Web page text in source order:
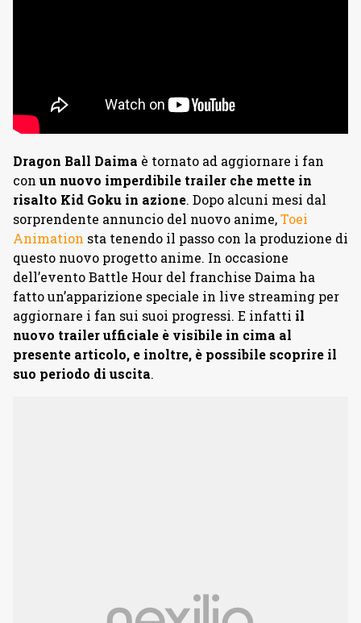
Dragon Ball Daima è tornato ad aggiornare i fan
con un nuovo imperdibile trailer che mette in
risalto Kid Goku in azione. Dopo alcuni mesi dal
sorprendente annuncio del nuovo anime,Toei
Animation sta tenendo il passo con la produzione di
questo nuovo progetto anime. In occasione
dell’evento Battle Hour del franchise Daima ha
fatto un’apparizione speciale in live streaming per
aggiornare i fan sui suoi progressi. E infatti il
nuovo trailer ufficiale è visibile in cima al
presente articolo, e inoltre, è possibile scoprire il
suo periodo di uscita.